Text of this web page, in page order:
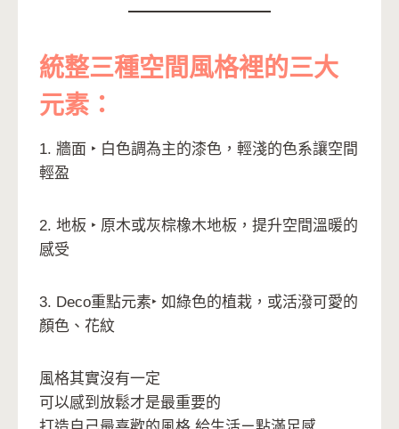
統整三種空間風格裡的三大
元素：
1. 牆面 ‣ 白色調為主的漆色，輕淺的色系讓空間
輕盈
2. 地板 ‣ 原木或灰棕橡木地板，提升空間溫暖的
感受
3. Deco重點元素‣ 如綠色的植栽，或活潑可愛的
顏色、花紋
風格其實沒有一定
可以感到放鬆才是最重要的